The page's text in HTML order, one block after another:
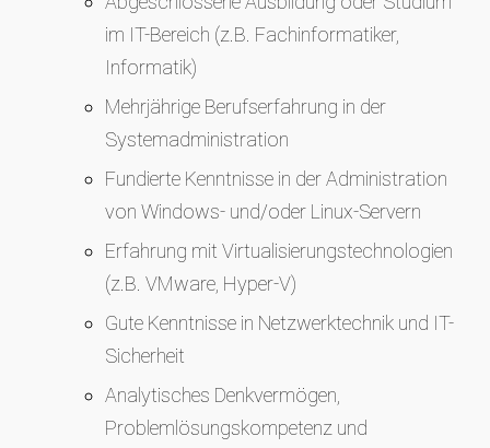
im IT-Bereich (z.B. Fachinformatiker,
Informatik)
Mehrjährige Berufserfahrung in der
Systemadministration
Fundierte Kenntnisse in der Administration
von Windows- und/oder Linux-Servern
Erfahrung mit Virtualisierungstechnologien
(z.B. VMware, Hyper-V)
Gute Kenntnisse in Netzwerktechnik und IT-
Sicherheit
Analytisches Denkvermögen,
Problemlösungskompetenz und